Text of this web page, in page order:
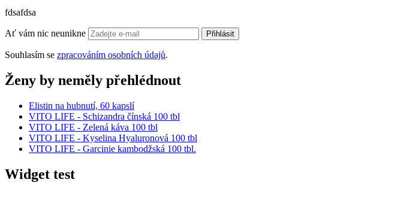
fdsafdsa
Ať vám nic neunikne Přihlásit
Souhlasím se zpracováním osobních údajů.
Ženy by neměly přehlédnout
Elistin na hubnutí, 60 kapslí
VITO LIFE - Schizandra čínská 100 tbl
VITO LIFE - Zelená káva 100 tbl
VITO LIFE - Kyselina Hyaluronová 100 tbl
VITO LIFE - Garcinie kambodžská 100 tbl.
Widget test